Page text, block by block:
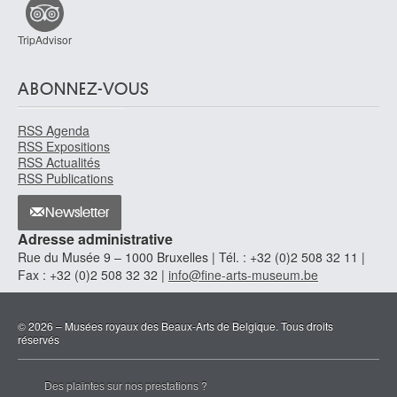
TripAdvisor
ABONNEZ-VOUS
RSS Agenda
RSS Expositions
RSS Actualités
RSS Publications
Newsletter
Adresse administrative
Rue du Musée 9 – 1000 Bruxelles | Tél. : +32 (0)2 508 32 11 |
Fax : +32 (0)2 508 32 32 | info@fine-arts-museum.be
© 2026 – Musées royaux des Beaux-Arts de Belgique. Tous droits
réservés
Des plaintes sur nos prestations ?